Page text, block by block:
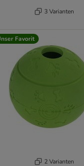
3 Varianten
Favorit
2 Varianten